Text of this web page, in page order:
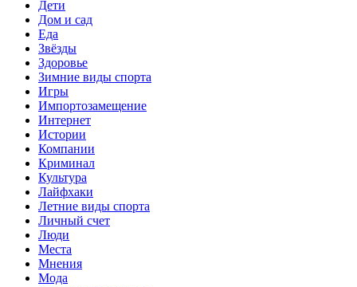
Дети
Дом и сад
Еда
Звёзды
Здоровье
Зимние виды спорта
Игры
Импортозамещение
Интернет
Истории
Компании
Криминал
Культура
Лайфхаки
Летние виды спорта
Личный счет
Люди
Места
Мнения
Мода